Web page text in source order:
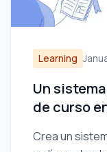
Learning
Un
de curso
Crea un